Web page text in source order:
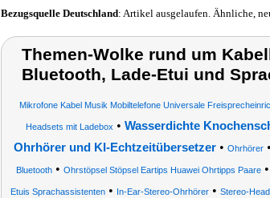
Bezugsquelle Deutschland: Artikel ausgelaufen. Ähnliche,
Themen-Wolke rund um
Bluetooth, Lade-Etui und
Mikrofone Kabel Musik Mobiltelefone Universale
Headsets mit Ladebox • Wasserdichte
Ohrhörer und KI-Echtzeitübersetzer• Ohrhörer•
Bluetooth• Ohrstöpsel Stöpsel Eartips Huawei Ohrtipps Paare•
Etuis Sprachassistenten • In-Ear-Stereo-Ohrhörer • Stereo-